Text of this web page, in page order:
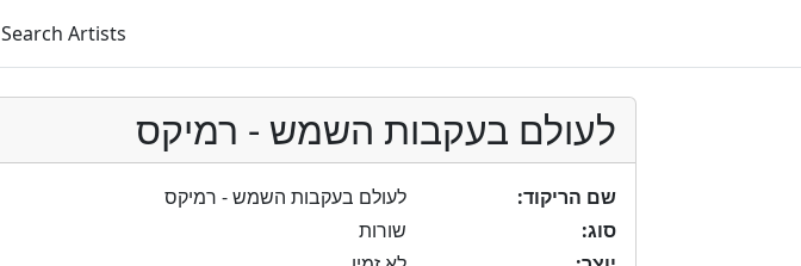
Search Artists
לעולם בעקבות השמש - רמיקס
שם הריקוד:
לעולם בעקבות השמש - רמיקס
סוג:
שורות